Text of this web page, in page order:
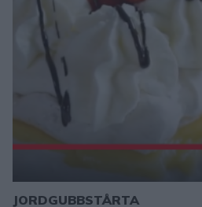
JORDGUBBSTÅRTA